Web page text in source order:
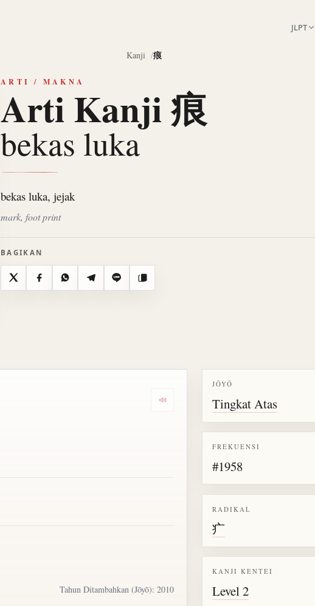
JLPT
Kanji 痕
ARTI / MAKNA
Arti Kanji 痕
bekas luka
bekas luka, jejak
mark, foot print
BAGIKAN
X FacebookWhatsAppTelegramLine Salin
Dengarkan semua bacaan untuk kanji 痕
Tahun Ditambahkan (Jōyō): 2010
JŌYŌ
Tingkat Atas
FREKUENSI
#1958
RADIKAL
疒
KANJI KENTEI
Level 2